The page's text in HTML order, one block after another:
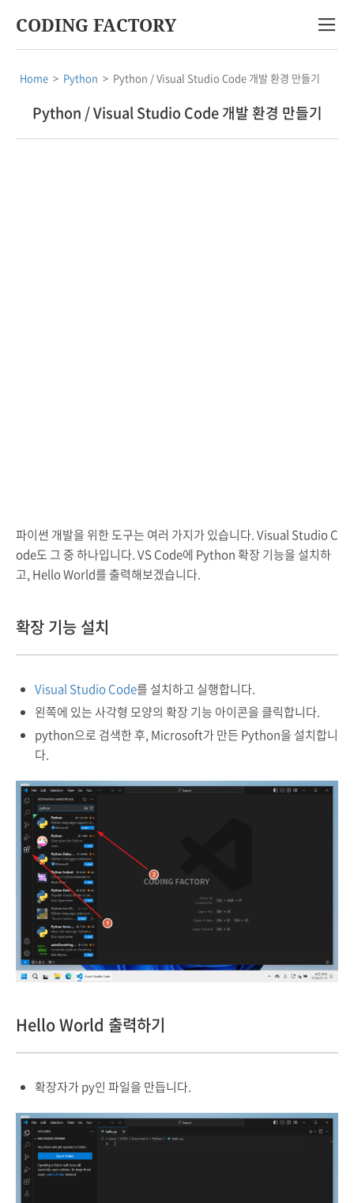
CODING FACTORY
Home > Python > Python / Visual Studio Code 개발 환경 만들기
Python / Visual Studio Code 개발 환경 만들기
파이썬 개발을 위한 도구는 여러 가지가 있습니다. Visual Studio C
ode도 그 중 하나입니다. VS Code에 Python 확장 기능을 설치하
고, Hello World를 출력해보겠습니다.
확장 기능 설치
Visual Studio Code를 설치하고 실행합니다.
왼쪽에 있는 사각형 모양의 확장 기능 아이콘을 클릭합니다.
python으로 검색한 후, Microsoft가 만든 Python을 설치합니
다.
Hello World 출력하기
확장자가 py인 파일을 만듭니다.